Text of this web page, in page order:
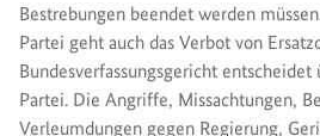
Bestrebungen beendet werden
Partei geht auch das Verbot von
Bundesverfassungsgericht
Partei. Die Angriffe, Missachtungen,
Verleumdungen gegen Regierung,